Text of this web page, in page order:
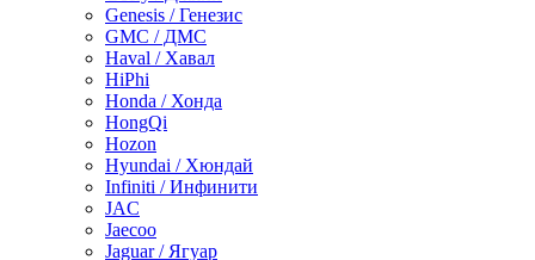
Genesis / Генезис
GMC / ДМС
Haval / Хавал
HiPhi
Honda / Хонда
HongQi
Hozon
Hyundai / Хюндай
Infiniti / Инфинити
JAC
Jaecoo
Jaguar / Ягуар